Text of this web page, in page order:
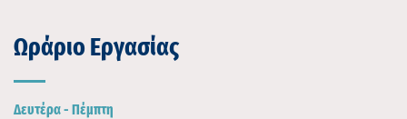
Ωράριο Εργασίας
Δευτέρα - Πέμπτη